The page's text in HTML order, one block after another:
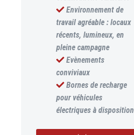
Environnement de
travail agréable : locaux
récents, lumineux, en
pleine campagne
Evènements
conviviaux
Bornes de recharge
pour véhicules
électriques à disposition